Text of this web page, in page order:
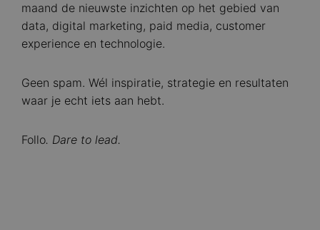
maand de nieuwste inzichten op het gebied van
data, digital marketing, paid media, customer
experience en technologie.
Geen spam. Wél inspiratie, strategie en resultaten
waar je echt iets aan hebt.
Follo. Dare to lead.